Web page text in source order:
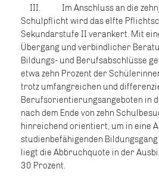
III. Im Anschluss an die
Schulpflicht wird das elfte
Sekundarstufe II verankert. Mit
Übergang und verbindlicher
Bildungs- und Berufsabschlüsse
etwa zehn Prozent der
trotz umfangreichen und
Berufsorientierungsangeboten in
nach dem Ende von zehn
hinreichend orientiert, um in eine
studienbefähigenden
liegt die Abbruchquote in der
30 Prozent.